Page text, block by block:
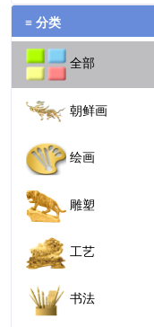
≡ 分类
全部
朝鲜画
绘画
雕塑
工艺
书法